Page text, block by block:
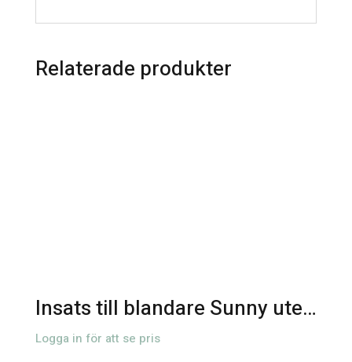
Relaterade produkter
Insats till blandare Sunny utedusch
Logga in för att se pris